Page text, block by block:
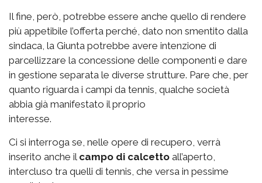
Il fine, però, potrebbe essere anche quello di rendere
più appetibile l’offerta perché, dato non smentito dalla
sindaca, la Giunta potrebbe avere intenzione di
parcellizzare la concessione delle componenti e dare
in gestione separata le diverse strutture. Pare che, per
quanto riguarda i campi da tennis, qualche società
abbia già manifestato il proprio
interesse.
Ci si interroga se, nelle opere di recupero, verrà
inserito anche il campo di calcetto all’aperto,
intercluso tra quelli di tennis, che versa in pessime